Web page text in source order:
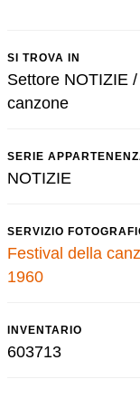
SI TROVA IN
Settore NOTIZIE
canzone
SERIE
NOTIZIE
SERVIZIO
Festival della
1960
INVENTARIO
603713